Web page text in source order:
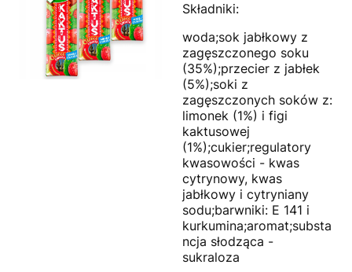
Składniki:
woda;sok jabłkowy z
zagęszczonego soku
(35%);przecier z jabłek
(5%);soki z
zagęszczonych soków z:
limonek (1%) i figi
kaktusowej
(1%);cukier;regulatory
kwasowości - kwas
cytrynowy, kwas
jabłkowy i cytryniany
sodu;barwniki: E 141 i
kurkumina;aromat;substa
ncja słodząca -
sukraloza